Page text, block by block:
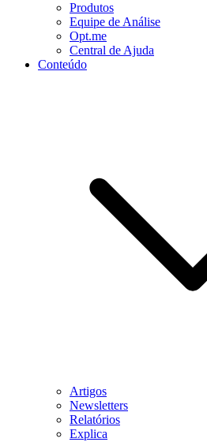
Produtos
Equipe de Análise
Opt.me
Central de Ajuda
Conteúdo
Artigos
Newsletters
Relatórios
Explica